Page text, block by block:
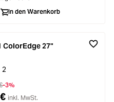
In den Warenkorb
Bewertung von 5 von 5
2
ColorEdge 27"
-3%
inkl. MwSt.